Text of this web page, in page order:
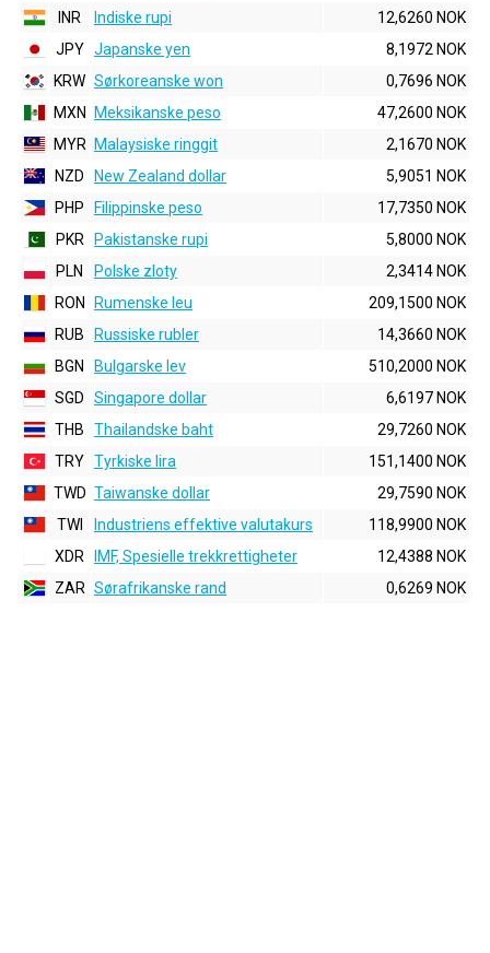
INR
Indiske rupi
12,6260 NOK
JPY Japanske yen
8,1972 NOK
KRW Sørkoreanske won
0,7696 NOK
MXN
Meksikanske peso
47,2600 NOK
MYR
Malaysiske ringgit
2,1670 NOK
NZD
New Zealand dollar
5,9051 NOK
PHP
Filippinske peso
17,7350 NOK
PKR
Pakistanske rupi
5,8000 NOK
PLN
Polske zloty
2,3414 NOK
RON
Rumenske leu
209,1500 NOK
RUB
Russiske rubler
14,3660 NOK
BGN
Bulgarske lev
510,2000 NOK
SGD
Singapore dollar
6,6197 NOK
THB
Thailandske baht
29,7260 NOK
TRY Tyrkiske lira
151,1400 NOK
TWD Taiwanske dollar
29,7590 NOK
TWI
Industriens effektive valutakurs
118,9900 NOK
XDR
IMF, Spesielle trekkrettigheter
12,4388 NOK
ZAR Sørafrikanske rand 0,6269 NOK